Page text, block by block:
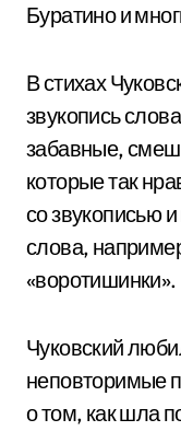
Буратино и
В стихах
звукопись
забавные,
которые так
со звукописью
слова,
«воротишинки».
Чуковский
неповторимые
о том, как шла